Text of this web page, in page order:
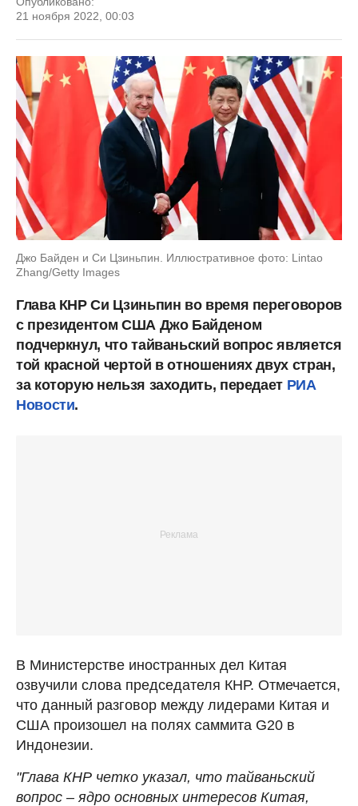
21 ноября 2022, 00:03
Джо Байден и Си Цзиньпин. Иллюстративное фото: Lintao
Zhang/Getty Images
Глава КНР Си Цзиньпин во время переговоров
с президентом США Джо Байденом
подчеркнул, что тайваньский вопрос является
той красной чертой в отношениях двух стран,
за которую нельзя заходить, передает РИА
Новости.
В Министерстве иностранных дел Китая
озвучили слова председателя КНР. Отмечается,
что данный разговор между лидерами Китая и
США произошел на полях саммита G20 в
Индонезии.
"Глава КНР четко указал, что тайваньский
вопрос – ядро основных интересов Китая,